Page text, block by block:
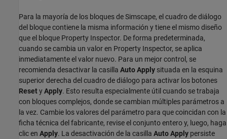
Para la mayoría de los bloques de Simscape, el cuadro de diálogo
del bloque contiene la misma información y tiene el mismo diseño
que el bloque Property Inspector. De forma predeterminada,
cuando se cambia un valor en Property Inspector, se aplica
inmediatamente el valor nuevo. Para un mejor control, se
recomienda desactivar la casilla Auto Apply situada en la esquina
superior derecha del cuadro de diálogo para activar los botones
ResetyApply. Esto resulta especialmente útil cuando se trabaja
con bloques complejos, donde se cambian múltiples parámetros a
la vez. Cambie los valores del parámetro para que coincidan con la
ficha técnica del fabricante, revise el conjunto entero y, luego, haga
clic en Apply. La desactivación de la casilla Auto Apply persiste